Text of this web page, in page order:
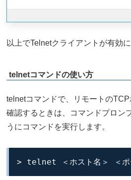
以上でTelnetクライアントが有効に
telnetコマンドの使い方
telnetコマンドで、リモートの
確認するときは、コマンドプロン
うにコマンドを実行します。
> telnet ＜ホスト名＞ ＜ポ